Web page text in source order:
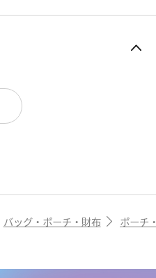
バッグ・ポーチ・財布 ポーチ